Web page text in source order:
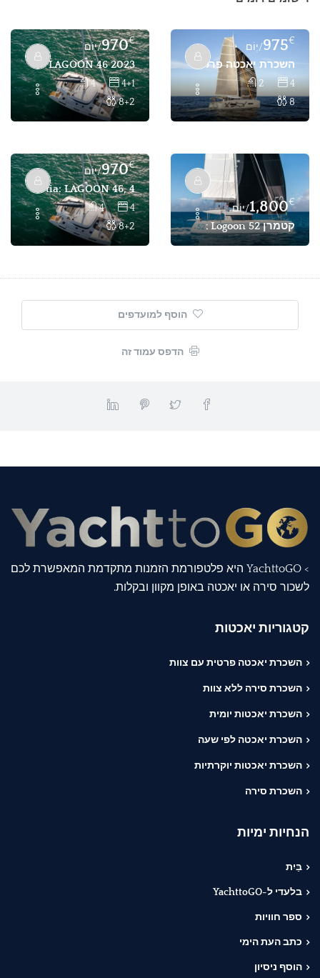
975€
/יְוֹם
השכרת יאכטה פרטית EXCESS 11 – 4 תאים, 8 נוסעים – פתייה, גוקק
4
2
8
970€
/יְוֹם
UMI: LAGOON 46 2023, השכרת קטמרן עם 4+1 תאים בפתייה, טורקיה
4+1
4
8+2
1,800€
/יְוֹם
קטמרן Matrix Logoon 52: קטמרן עם 4 תאים ל-8 נוסעים להשכרה פרטית
970€
/יְוֹם
Hestia: LAGOON 46, 4 תאים, 8+2 נוסעים – השכרת קטמרן בפתייה
4
4
8+2
הוסף למועדפים
הדפס עמוד זה
> YachttoGO היא פלטפורמת הזמנות מתקדמת המאפשרת לכם
לשכור סירה או יאכטה באופן מקוון ובקלות.
קטגוריות יאכטות
השכרת יאכטה פרטית עם צוות
השכרת סירה ללא צוות
השכרת יאכטות יומית
השכרת יאכטה לפי שעה
השכרת יאכטות יוקרתיות
השכרת סירה
הנחיות ימיות
בַּיִת
בלעדי ל-YachttoGO
ספר חוויות
כתב העת הימי
הוסף ניסיון